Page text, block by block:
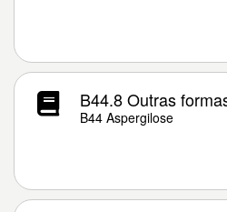
B44.8 Outras
B44 Aspergilose